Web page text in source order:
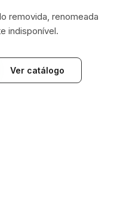
removida, renomeada
indisponível.
Ver catálogo